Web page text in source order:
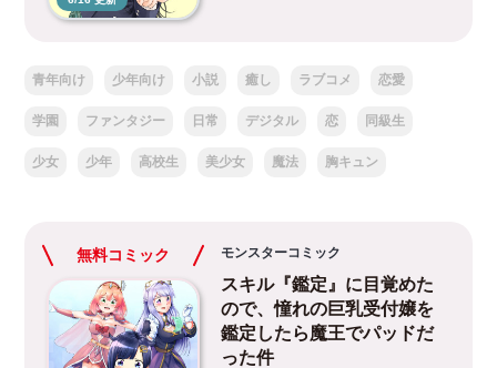
青年向け 少年向け 小説 癒し ラブコメ 恋愛
学園 ファンタジー 日常 デジタル 恋 同級生
少女 少年 高校生 美少女 魔法 胸キュン
無料コミック モンスターコミック
スキル『鑑定』に目覚めた
ので、憧れの巨乳受付嬢を
鑑定したら魔王でパッドだ
った件